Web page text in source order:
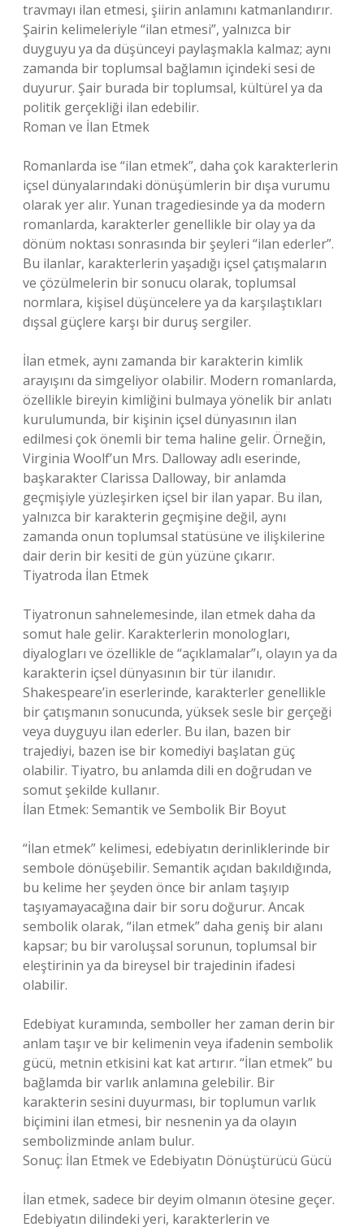
travmayı ilan etmesi, şiirin anlamını katmanlandırır.
Şairin kelimeleriyle “ilan etmesi”, yalnızca bir
duyguyu ya da düşünceyi paylaşmakla kalmaz; aynı
zamanda bir toplumsal bağlamın içindeki sesi de
duyurur. Şair burada bir toplumsal, kültürel ya da
politik gerçekliği ilan edebilir.
Roman ve İlan Etmek
Romanlarda ise “ilan etmek”, daha çok karakterlerin
içsel dünyalarındaki dönüşümlerin bir dışa vurumu
olarak yer alır. Yunan tragediesinde ya da modern
romanlarda, karakterler genellikle bir olay ya da
dönüm noktası sonrasında bir şeyleri “ilan ederler”.
Bu ilanlar, karakterlerin yaşadığı içsel çatışmaların
ve çözülmelerin bir sonucu olarak, toplumsal
normlara, kişisel düşüncelere ya da karşılaştıkları
dışsal güçlere karşı bir duruş sergiler.
İlan etmek, aynı zamanda bir karakterin kimlik
arayışını da simgeliyor olabilir. Modern romanlarda,
özellikle bireyin kimliğini bulmaya yönelik bir anlatı
kurulumunda, bir kişinin içsel dünyasının ilan
edilmesi çok önemli bir tema haline gelir. Örneğin,
Virginia Woolf’un Mrs. Dalloway adlı eserinde,
başkarakter Clarissa Dalloway, bir anlamda
geçmişiyle yüzleşirken içsel bir ilan yapar. Bu ilan,
yalnızca bir karakterin geçmişine değil, aynı
zamanda onun toplumsal statüsüne ve ilişkilerine
dair derin bir kesiti de gün yüzüne çıkarır.
Tiyatroda İlan Etmek
Tiyatronun sahnelemesinde, ilan etmek daha da
somut hale gelir. Karakterlerin monologları,
diyalogları ve özellikle de “açıklamalar”ı, olayın ya da
karakterin içsel dünyasının bir tür ilanıdır.
Shakespeare’in eserlerinde, karakterler genellikle
bir çatışmanın sonucunda, yüksek sesle bir gerçeği
veya duyguyu ilan ederler. Bu ilan, bazen bir
trajediyi, bazen ise bir komediyi başlatan güç
olabilir. Tiyatro, bu anlamda dili en doğrudan ve
somut şekilde kullanır.
İlan Etmek: Semantik ve Sembolik Bir Boyut
“İlan etmek” kelimesi, edebiyatın derinliklerinde bir
sembole dönüşebilir. Semantik açıdan bakıldığında,
bu kelime her şeyden önce bir anlam taşıyıp
taşıyamayacağına dair bir soru doğurur. Ancak
sembolik olarak, “ilan etmek” daha geniş bir alanı
kapsar; bu bir varoluşsal sorunun, toplumsal bir
eleştirinin ya da bireysel bir trajedinin ifadesi
olabilir.
Edebiyat kuramında, semboller her zaman derin bir
anlam taşır ve bir kelimenin veya ifadenin sembolik
gücü, metnin etkisini kat kat artırır. “İlan etmek” bu
bağlamda bir varlık anlamına gelebilir. Bir
karakterin sesini duyurması, bir toplumun varlık
biçimini ilan etmesi, bir nesnenin ya da olayın
sembolizminde anlam bulur.
Sonuç: İlan Etmek ve Edebiyatın Dönüştürücü Gücü
İlan etmek, sadece bir deyim olmanın ötesine geçer.
Edebiyatın dilindeki yeri, karakterlerin ve